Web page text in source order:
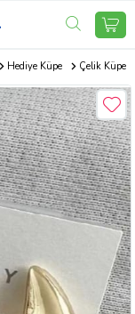
Hediye Küpe Çelik Küpe